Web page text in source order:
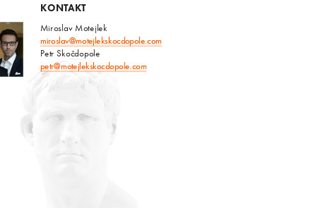
KONTAKT
Miroslav Motejlek
miroslav@motejlekskocdopole.com
Petr Skočdopole
petr@motejlekskocdopole.com